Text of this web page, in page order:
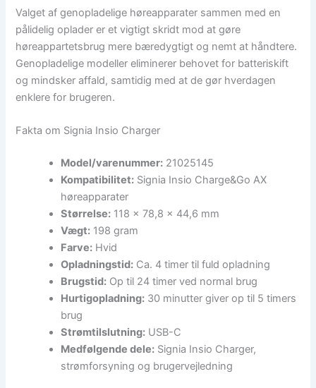
Valget af genopladelige høreapparater sammen med en
pålidelig oplader er et vigtigt skridt mod at gøre
høreappartetsbrug mere bæredygtigt og nemt at håndtere.
Genopladelige modeller eliminerer behovet for batteriskift
og mindsker affald, samtidig med at de gør hverdagen
enklere for brugeren.
Fakta om Signia Insio Charger
Model/varenummer: 21025145
Kompatibilitet: Signia Insio Charge&Go AX
høreapparater
Størrelse: 118 x 78,8 x 44,6 mm
Vægt: 198 gram
Farve: Hvid
Opladningstid: Ca. 4 timer til fuld opladning
Brugstid: Op til 24 timer ved normal brug
Hurtigopladning: 30 minutter giver op til 5 timers
brug
Strømtilslutning: USB-C
Medfølgende dele: Signia Insio Charger,
strømforsyning og brugervejledning